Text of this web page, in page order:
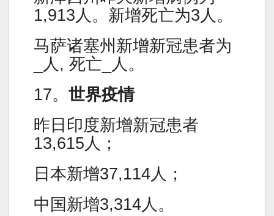
1,913人。新增死亡为3人。
马萨诸塞州新增新冠患者为
_人, 死亡_人。
17。 世界疫情
昨日印度新增新冠患者
13,615人；
日本新增37,114人；
中国新增3,314人。